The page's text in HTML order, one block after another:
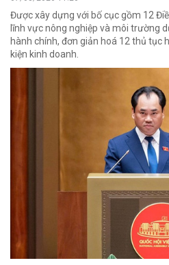
Được xây dựng với bố cục gồm 12
lĩnh vực nông nghiệp và môi trường
hành chính, đơn giản hoá 12 thủ tục
kiện kinh doanh.